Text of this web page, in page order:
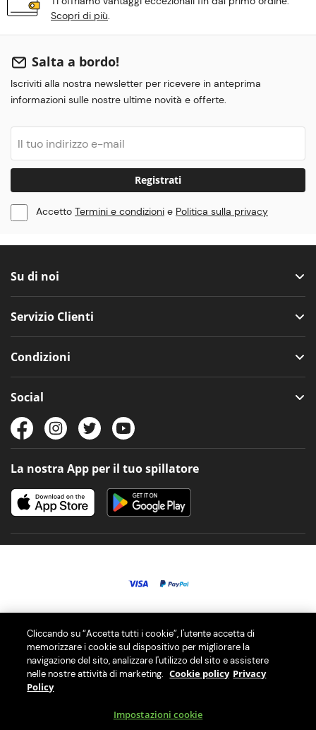
Scopri di più.
Salta a bordo!
Iscriviti alla nostra newsletter per ricevere in anteprima
informazioni sulle nostre ultime novità e offerte.
Registrati
Accetto Termini e condizioni e Politica sulla privacy
Su di noi
Servizio Clienti
Condizioni
Social
La nostra App per il tuo spillatore
I nostri spillatori di birra PerfectDraft ti offrono la migliore esperienza
di birra alla spina a casa con una selezione di oltre 40 differenti fusti
PerfectDraft Europe SAS e’ membro del Consorzio RLG per il riciclo
Cliccando su “Accetta tutti i cookie”, l'utente accetta di
memorizzare i cookie sul dispositivo per migliorare la
navigazione del sito, analizzare l'utilizzo del sito e assistere
nelle nostre attività di marketing. Cookie policy Privacy
Policy
Impostazioni cookie